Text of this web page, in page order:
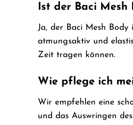
Ist der Baci Mesh
Ja, der Baci Mesh
atmungsaktiv und
Zeit tragen können.
Wie pflege ich
Wir empfehlen eine
und das Auswringen